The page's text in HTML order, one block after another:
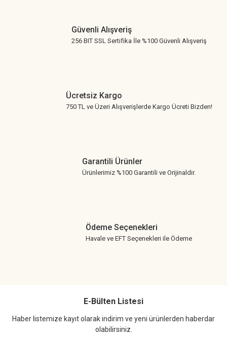
Güvenli Alışveriş
256 BIT SSL Sertifika İle %100 Güvenli Alışveriş
Ücretsiz Kargo
750 TL ve Üzeri Alışverişlerde Kargo Ücreti Bizden!
Garantili Ürünler
Ürünlerimiz %100 Garantili ve Orijinaldir.
Ödeme Seçenekleri
Havale ve EFT Seçenekleri ile Ödeme
E-Bülten Listesi
Haber listemize kayıt olarak indirim ve yeni ürünlerden haberdar
olabilirsiniz.